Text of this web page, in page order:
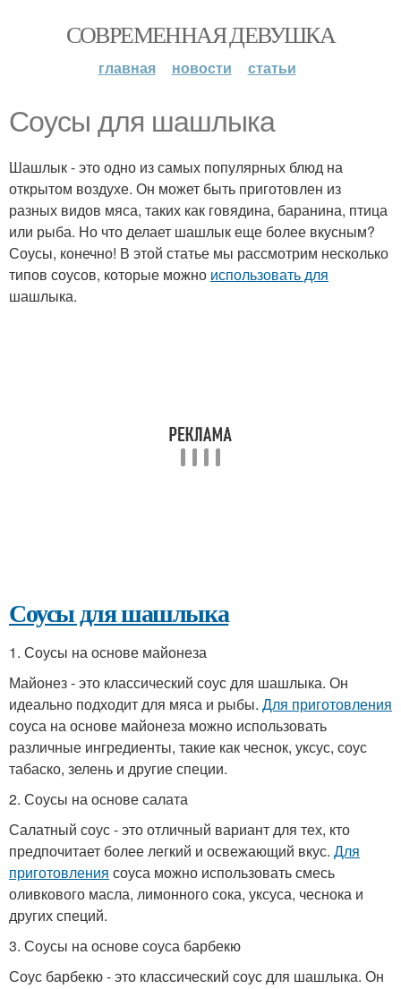
СОВРЕМЕННАЯ ДЕВУШКА
главная новости статьи
Соусы для шашлыка
Шашлык - это одно из самых популярных блюд на
открытом воздухе. Он может быть приготовлен из
разных видов мяса, таких как говядина, баранина, птица
или рыба. Но что делает шашлык еще более вкусным?
Соусы, конечно! В этой статье мы рассмотрим несколько
типов соусов, которые можно использовать для
шашлыка.
Соусы для шашлыка
1. Соусы на основе майонеза
Майонез - это классический соус для шашлыка. Он
идеально подходит для мяса и рыбы. Для приготовления
соуса на основе майонеза можно использовать
различные ингредиенты, такие как чеснок, уксус, соус
табаско, зелень и другие специи.
2. Соусы на основе салата
Салатный соус - это отличный вариант для тех, кто
предпочитает более легкий и освежающий вкус. Для
приготовления соуса можно использовать смесь
оливкового масла, лимонного сока, уксуса, чеснока и
других специй.
3. Соусы на основе соуса барбекю
Соус барбекю - это классический соус для шашлыка. Он